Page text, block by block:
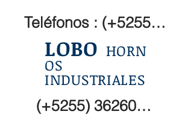
Teléfonos : (+5255) 36260072
LOBO HORN
OS
INDUSTRIALES
(+5255) 36260073